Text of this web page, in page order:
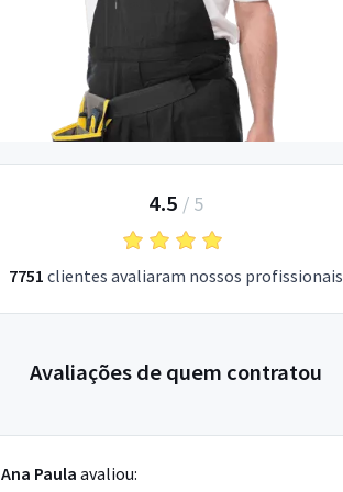
4.5 / 5
7751 clientes avaliaram nossos profissionais
Avaliações de quem contratou
Ana Paula avaliou: